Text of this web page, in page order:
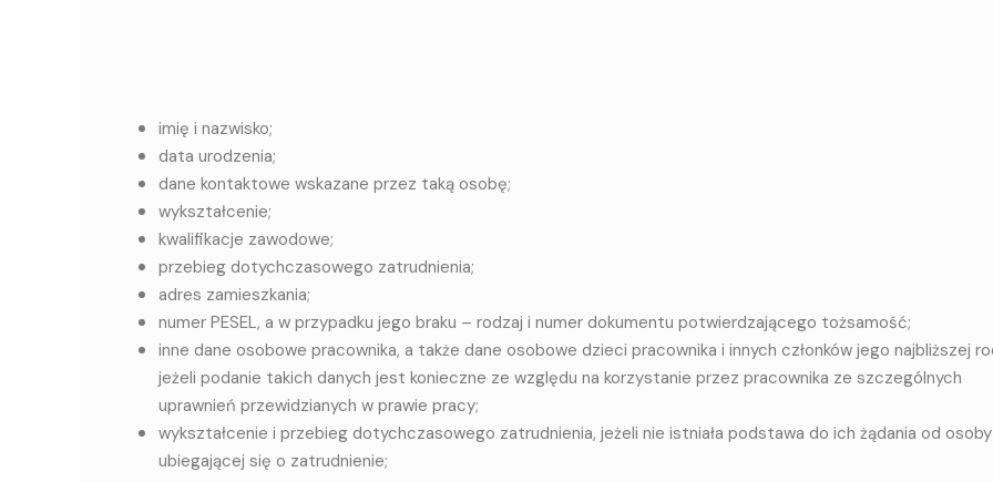
imię i nazwisko;
data urodzenia;
dane kontaktowe wskazane przez taką osobę;
wykształcenie;
kwalifikacje zawodowe;
przebieg dotychczasowego zatrudnienia;
adres zamieszkania;
numer PESEL, a w przypadku jego braku – rodzaj i numer dokumentu potwierdzającego tożsamość;
inne dane osobowe pracownika, a także dane osobowe dzieci pracownika i innych członków jego najbliższej
jeżeli podanie takich danych jest konieczne ze względu na korzystanie przez pracownika ze szczególnych
uprawnień przewidzianych w prawie pracy;
wykształcenie i przebieg dotychczasowego zatrudnienia, jeżeli nie istniała podstawa do ich żądania od osoby
ubiegającej się o zatrudnienie;